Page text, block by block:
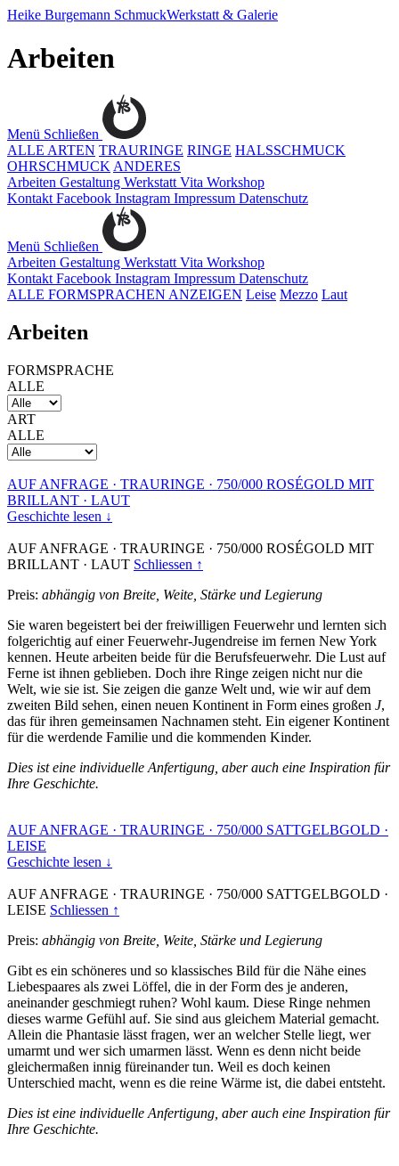
Heike Burgemann SchmuckWerkstatt & Galerie
Arbeiten
Menü Schließen
ALLE ARTEN TRAURINGE RINGE HALSSCHMUCK
OHRSCHMUCK ANDERES
Arbeiten Gestaltung Werkstatt Vita Workshop
Kontakt Facebook Instagram Impressum Datenschutz
Menü Schließen
Arbeiten Gestaltung Werkstatt Vita Workshop
Kontakt Facebook Instagram Impressum Datenschutz
ALLE FORMSPRACHEN ANZEIGEN Leise Mezzo Laut
Arbeiten
FORMSPRACHE
ALLE
ART
ALLE
AUF ANFRAGE · TRAURINGE · 750/000 ROSÉGOLD MIT
BRILLANT · LAUT
Geschichte lesen ↓
AUF ANFRAGE · TRAURINGE · 750/000 ROSÉGOLD MIT
BRILLANT · LAUT Schliessen ↑
Preis: abhängig von Breite, Weite, Stärke und Legierung
Sie waren begeistert bei der freiwilligen Feuerwehr und lernten sich
folgerichtig auf einer Feuerwehr-Jugendreise im fernen New York
kennen. Heute arbeiten beide für die Berufsfeuerwehr. Die Lust auf
Ferne ist ihnen geblieben. Doch ihre Ringe zeigen nicht nur die
Welt, wie sie ist. Sie zeigen die ganze Welt und, wie wir auf dem
zweiten Bild sehen, einen neuen Kontinent in Form eines großen J,
das für ihren gemeinsamen Nachnamen steht. Ein eigener Kontinent
für die werdende Familie und die kommenden Kinder.
Dies ist eine individuelle Anfertigung, aber auch eine Inspiration für
Ihre Geschichte.
AUF ANFRAGE · TRAURINGE · 750/000 SATTGELBGOLD ·
LEISE
Geschichte lesen ↓
AUF ANFRAGE · TRAURINGE · 750/000 SATTGELBGOLD ·
LEISE Schliessen ↑
Preis: abhängig von Breite, Weite, Stärke und Legierung
Gibt es ein schöneres und so klassisches Bild für die Nähe eines
Liebespaares als zwei Löffel, die in der Form des je anderen,
aneinander geschmiegt ruhen? Wohl kaum. Diese Ringe nehmen
dieses warme Gefühl auf. Sie sind aus gleichem Material gemacht.
Allein die Phantasie lässt fragen, wer an welcher Stelle liegt, wer
umarmt und wer sich umarmen lässt. Wenn es denn nicht beide
gleichermaßen innig füreinander tun. Weil es doch keinen
Unterschied macht, wenn es die reine Wärme ist, die dabei entsteht.
Dies ist eine individuelle Anfertigung, aber auch eine Inspiration für
Ihre Geschichte.